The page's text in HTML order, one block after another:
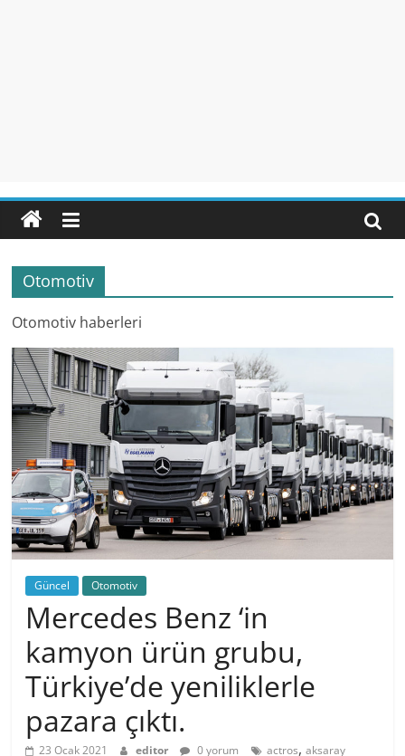
Otomotiv
Otomotiv haberleri
Güncel Otomotiv
Mercedes Benz ‘in
kamyon ürün grubu,
Türkiye’de yeniliklerle
pazara çıktı.
23 Ocak 2021 editor 0 yorum actros,aksaray